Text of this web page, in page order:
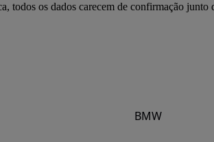
todos os dados carecem de confirmação junto
BMW